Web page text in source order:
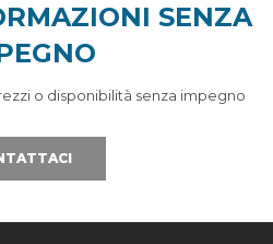
SENZA
o disponibilità senza impegno